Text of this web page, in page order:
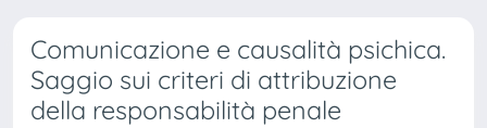
Comunicazione e causalità psichica.
Saggio sui criteri di attribuzione
della responsabilità penale